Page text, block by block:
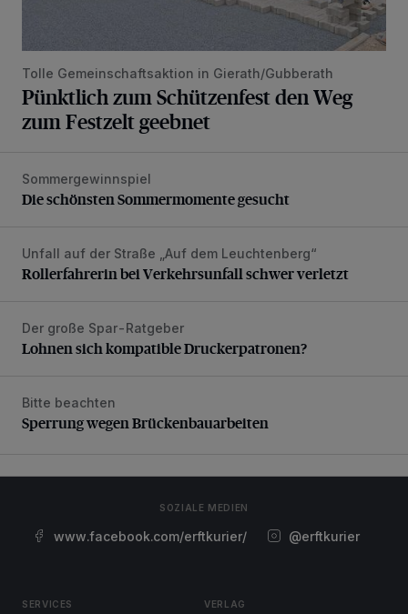
Tolle Gemeinschaftsaktion in Gierath/Gubberath
Pünktlich zum Schützenfest den Weg
zum Festzelt geebnet
Die schönsten Sommermomente gesucht
Sommergewinnspiel
Die schönsten Sommermomente gesucht
Rollerfahrerin bei Verkehrsunfall schwer verletzt
Unfall auf der Straße „Auf dem Leuchtenberg“
Rollerfahrerin bei Verkehrsunfall schwer verletzt
Lohnen sich kompatible Druckerpatronen?
Der große Spar-Ratgeber
Lohnen sich kompatible Druckerpatronen?
Sperrung wegen Brückenbauarbeiten
Bitte beachten
Sperrung wegen Brückenbauarbeiten
SOZIALE MEDIEN
www.facebook.com/erftkurier/ @erftkurier
SERVICES VERLAG